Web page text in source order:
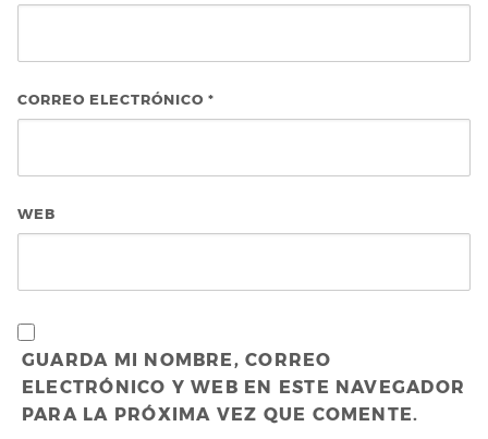
CORREO ELECTRÓNICO *
WEB
GUARDA MI NOMBRE, CORREO
ELECTRÓNICO Y WEB EN ESTE NAVEGADOR
PARA LA PRÓXIMA VEZ QUE COMENTE.